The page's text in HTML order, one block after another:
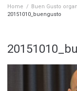
Home / Buen Gusto
20151010_buengusto